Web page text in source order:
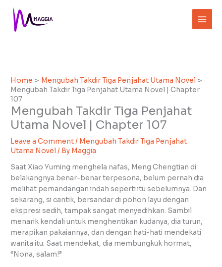
content
Home
Mengubah Takdir Tiga Penjahat Utama Novel
Mengubah Takdir Tiga Penjahat Utama Novel | Chapter
107
Mengubah Takdir Tiga Penjahat
Utama Novel | Chapter 107
Leave a Comment/ Mengubah Takdir Tiga Penjahat
Utama Novel / By Maggia
Saat Xiao Yuming menghela nafas, Meng Chengtian di
belakangnya benar-benar terpesona, belum pernah dia
melihat pemandangan indah seperti itu sebelumnya. Dan
sekarang, si cantik, bersandar di pohon layu dengan
ekspresi sedih, tampak sangat menyedihkan. Sambil
menarik kendali untuk menghentikan kudanya, dia turun,
merapikan pakaiannya, dan dengan hati-hati mendekati
wanita itu. Saat mendekat, dia membungkuk hormat,
“Nona, salam!”